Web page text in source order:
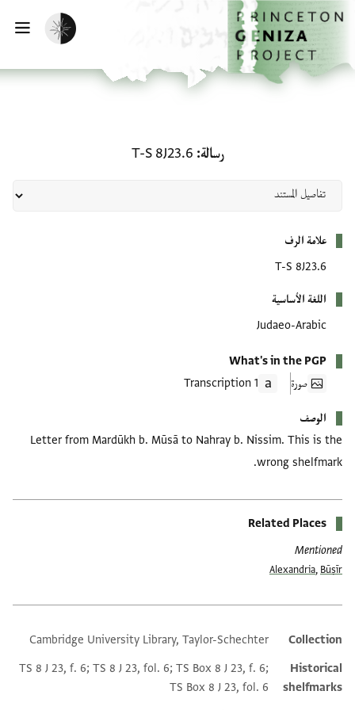
إلى المحتوى الرئيسي
الرئيسية
تفعيل الوضع المظلم
رسالة T-S 8J23.6
علامة الرف
T-S 8J23.6
اللغة الأساسية
Judaeo-Arabic
What's in the PGP
صورة
1 Transcription
الوصف
Letter from Mardūkh b. Mūsā to Nahray b. Nissim. This is the
wrong shelfmark.
Related Places
Mentioned
Alexandria ,Būṣīr
Additional metadata
Collection
Cambridge University Library, Taylor-Schechter
Historical
shelfmarks
TS 8 J 23, f. 6; TS 8 J 23, fol. 6; TS Box 8 J 23, f. 6;
TS Box 8 J 23, fol. 6